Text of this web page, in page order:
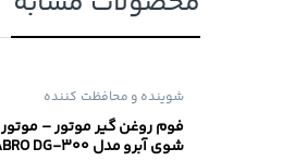
شوینده و محافظت کننده
فوم روغن گیر موتور – موتور
شوی آبرو مدل ABRO DG-300